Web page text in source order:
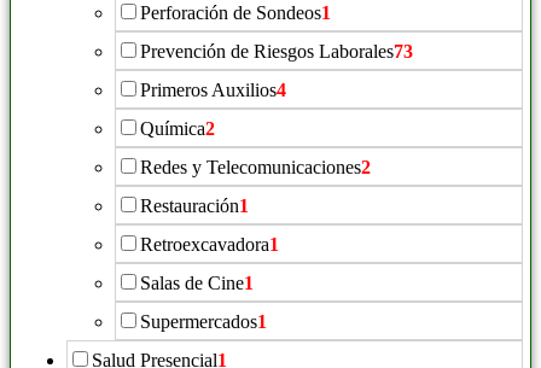
Perforación de Sondeos1
Prevención de Riesgos Laborales73
Primeros Auxilios4
Química2
Redes y Telecomunicaciones2
Restauración1
Retroexcavadora1
Salas de Cine1
Supermercados1
Salud Presencial1